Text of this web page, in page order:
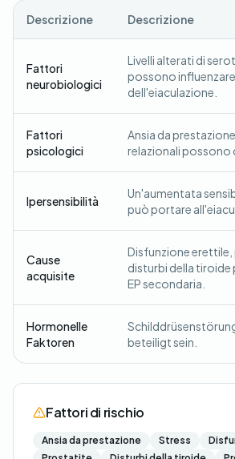
Descrizione Descrizione
Fattori
neurobiologici
Livelli alterati di
possono
dell'eiaculazione.
Fattori
psicologici
Ansia da
relazionali possono
Ipersensibilità
Un'aumentata
può portare
Cause
acquisite
Disfunzione
disturbi della tiroide
EP secondaria.
Hormonelle
Faktoren
beteiligt sein.
Fattori di rischio
Ansia da prestazione Stress